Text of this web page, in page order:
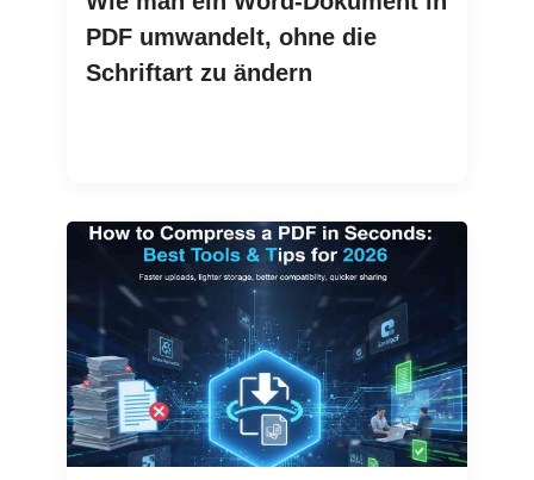
PDF umwandelt, ohne die
Schriftart zu ändern